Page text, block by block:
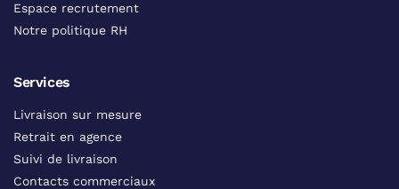
Espace recrutement
Notre politique RH
Services
Livraison sur mesure
Retrait en agence
Suivi de livraison
Contacts commerciaux